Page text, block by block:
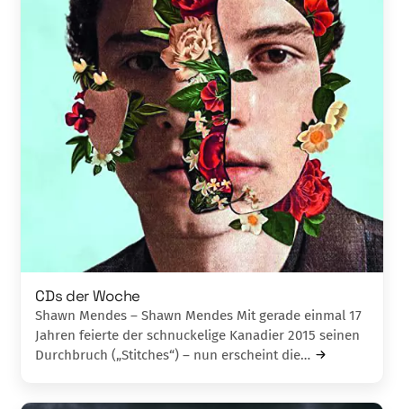
CDs der Woche
Shawn Mendes – Shawn Mendes Mit gerade einmal 17
Jahren feierte der schnu­ck­elige Kanadier 2015 seinen
Durchbruch („Stitches“) – nun erscheint die…